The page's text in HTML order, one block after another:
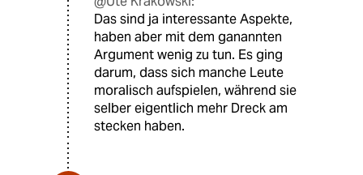
Das sind ja interessante Aspekte,
haben aber mit dem ganannten
Argument wenig zu tun. Es ging
darum, dass sich manche Leute
moralisch aufspielen, während sie
selber eigentlich mehr Dreck am
stecken haben.